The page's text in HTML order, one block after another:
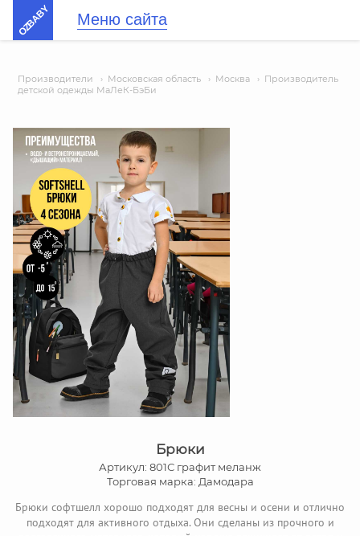
OZBABY Меню сайта
Производители › Московская область › Москва › Производитель
детской одежды МаЛеК-БэБи
Брюки
Артикул: 801С графит меланж
Торговая марка: Дамодара
Брюки софтшелл хорошо подходят для весны и осени и отлично
подходят для активного отдыха. Они сделаны из прочного и